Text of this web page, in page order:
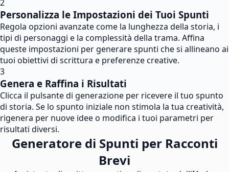
2
Personalizza le Impostazioni dei Tuoi Spunti
Regola opzioni avanzate come la lunghezza della storia, i
tipi di personaggi e la complessità della trama. Affina
queste impostazioni per generare spunti che si allineano ai
tuoi obiettivi di scrittura e preferenze creative.
3
Genera e Raffina i Risultati
Clicca il pulsante di generazione per ricevere il tuo spunto
di storia. Se lo spunto iniziale non stimola la tua creatività,
rigenera per nuove idee o modifica i tuoi parametri per
risultati diversi.
Generatore di Spunti per Racconti
Brevi